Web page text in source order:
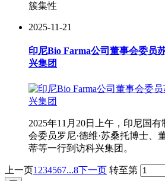
簇集性
2025-11-21
印尼Bio Farma公司董事会委员
兴集团
2025年11月20日上午，印尼国
会委员罗尼·德维·苏桑托博士、
蒂等一行到访科兴集团。
上一页1 234567...8下一页 转至第